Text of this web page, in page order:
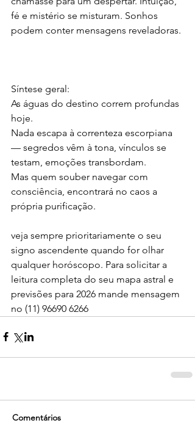
fé e mistério se misturam. Sonhos
podem conter mensagens reveladoras.
Síntese geral:
As águas do destino correm profundas
hoje.
Nada escapa à correnteza escorpiana
— segredos vêm à tona, vínculos se
testam, emoções transbordam.
Mas quem souber navegar com
consciência, encontrará no caos a
própria purificação.
veja sempre prioritariamente o seu
signo ascendente quando for olhar
qualquer horóscopo. Para solicitar a
leitura completa do seu mapa astral e
previsões para 2026 mande mensagem
no (11) 96690 6266
Comentários